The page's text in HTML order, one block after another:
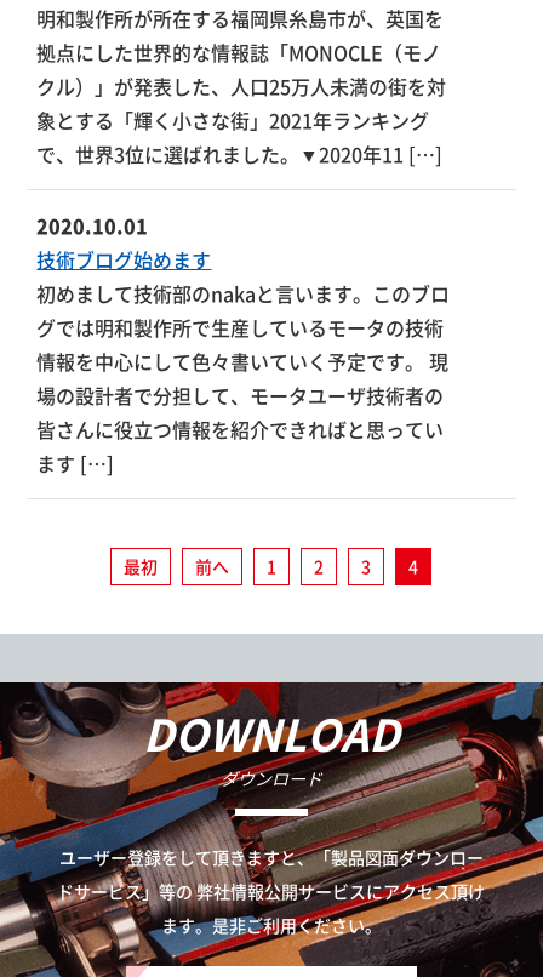
明和製作所が所在する福岡県糸島市が、英国を
拠点にした世界的な情報誌「MONOCLE（モノ
クル）」が発表した、人口25万人未満の街を対
象とする「輝く小さな街」2021年ランキング
で、世界3位に選ばれました。▼2020年11 […]
2020.10.01
技術ブログ始めます
初めまして技術部のnakaと言います。このブロ
グでは明和製作所で生産しているモータの技術
情報を中心にして色々書いていく予定です。 現
場の設計者で分担して、モータユーザ技術者の
皆さんに役立つ情報を紹介できればと思ってい
ます […]
最初 前へ 1 2 3 4
DOWNLOAD
ダウンロード
ユーザー登録をして頂きますと、「製品図面ダウンロー
ドサービス」等の弊社情報公開サービスにアクセス頂け
ます。是非ご利用ください。